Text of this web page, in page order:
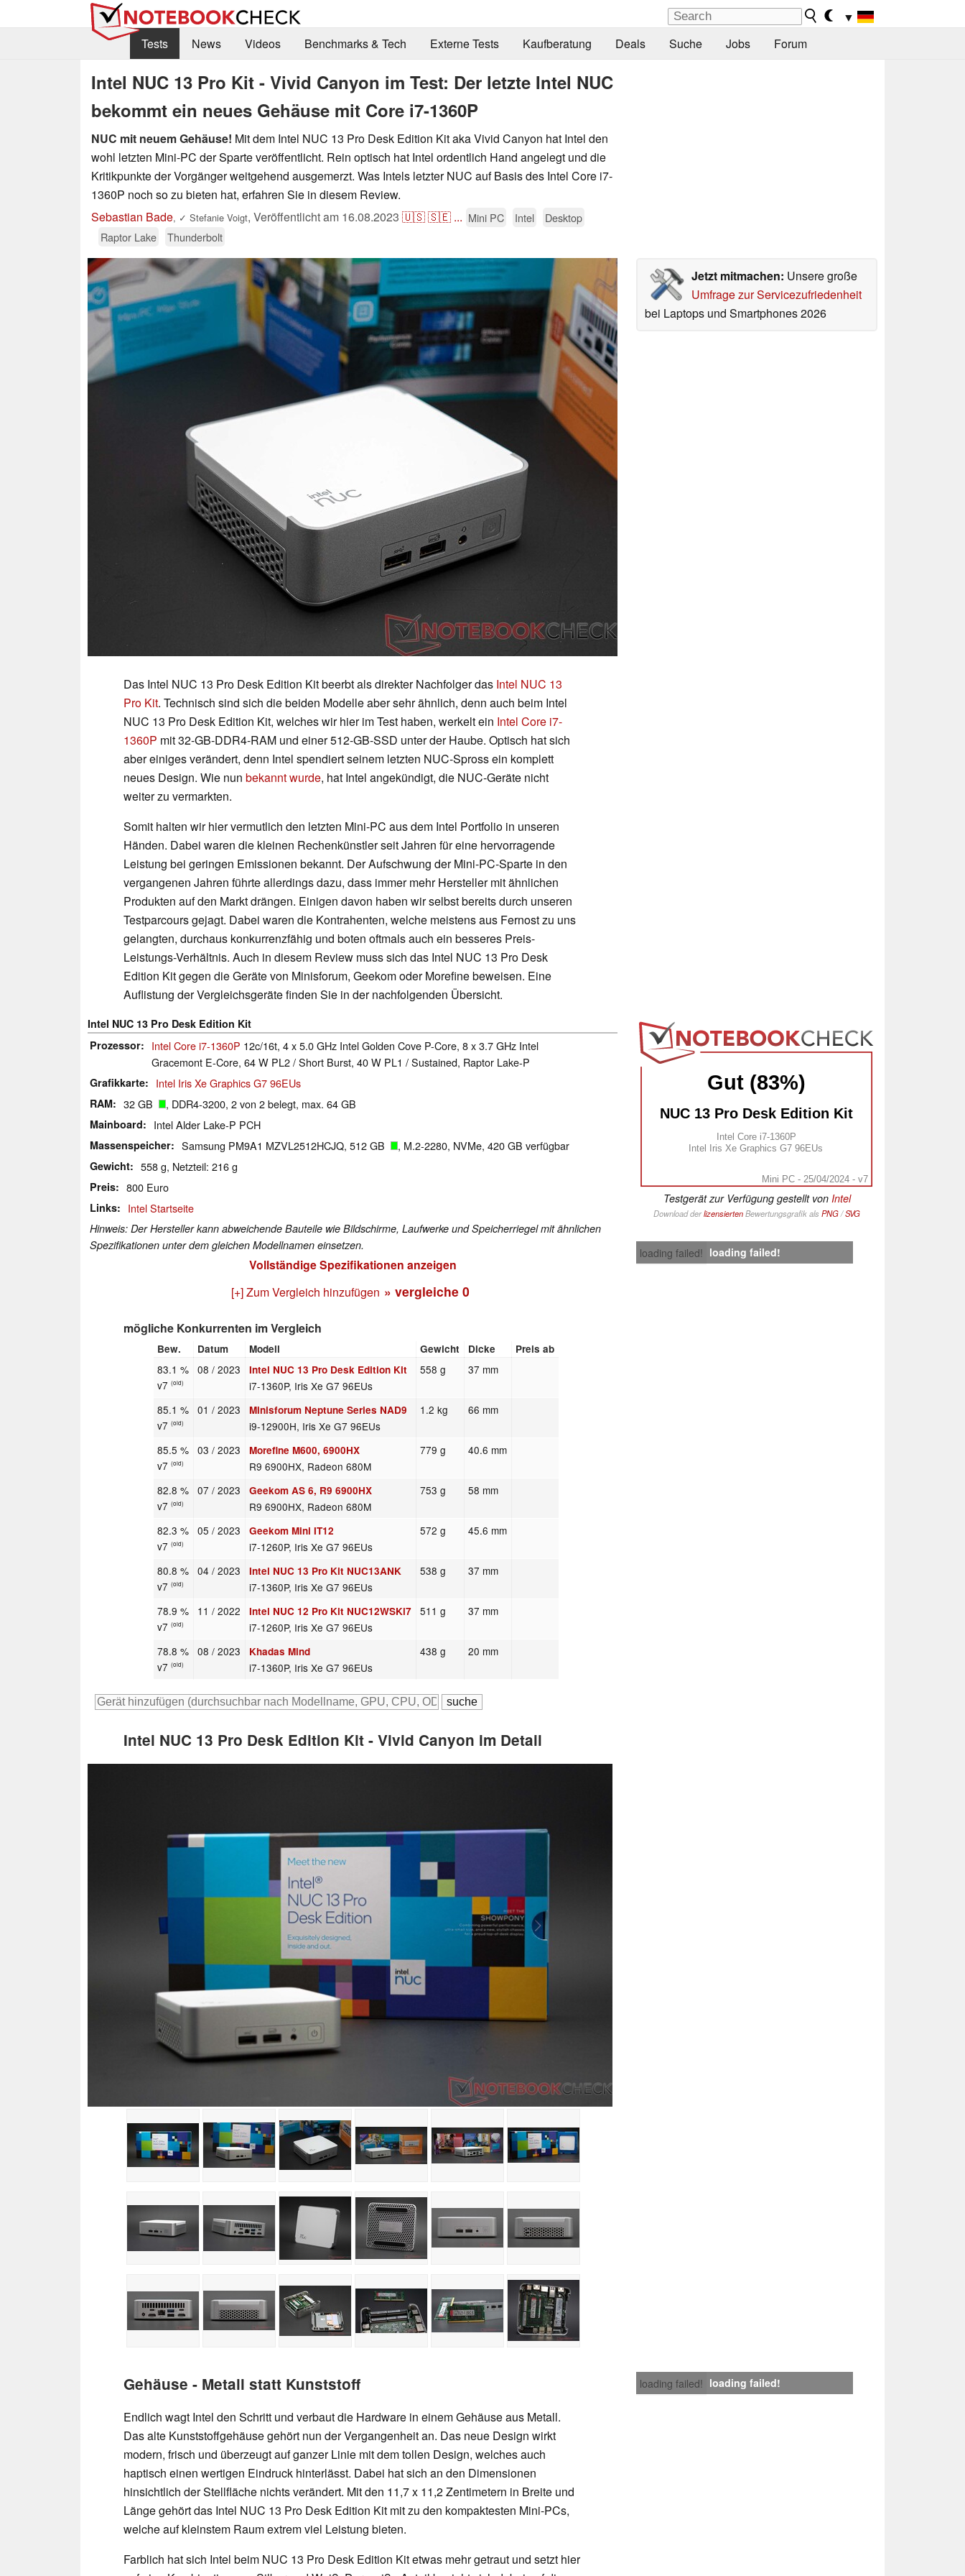
▼
Tests
News Videos Benchmarks & Tech Externe Tests Kaufberatung Deals Suche Jobs Forum
Intel NUC 13 Pro Kit - Vivid Canyon im Test: Der letzte Intel NUC
bekommt ein neues Gehäuse mit Core i7-1360P
NUC mit neuem Gehäuse! Mit dem Intel NUC 13 Pro Desk Edition Kit aka Vivid Canyon hat Intel den
wohl letzten Mini-PC der Sparte veröffentlicht. Rein optisch hat Intel ordentlich Hand angelegt und die
Kritikpunkte der Vorgänger weitgehend ausgemerzt. Was Intels letzter NUC auf Basis des Intel Core i7-
1360P noch so zu bieten hat, erfahren Sie in diesem Review.
Sebastian Bade, ✓ Stefanie Voigt, Veröffentlicht am 16.08.2023 🇺🇸🇸🇪 ... Mini PC Intel
Desktop
Raptor Lake
Thunderbolt
Jetzt mitmachen: Unsere große
Umfrage zur Servicezufriedenheit
bei Laptops und Smartphones 2026
Das Intel NUC 13 Pro Desk Edition Kit beerbt als direkter Nachfolger das Intel NUC 13
Pro Kit. Technisch sind sich die beiden Modelle aber sehr ähnlich, denn auch beim Intel
NUC 13 Pro Desk Edition Kit, welches wir hier im Test haben, werkelt ein Intel Core i7-
1360P mit 32-GB-DDR4-RAM und einer 512-GB-SSD unter der Haube. Optisch hat sich
aber einiges verändert, denn Intel spendiert seinem letzten NUC-Spross ein komplett
neues Design. Wie nun bekannt wurde, hat Intel angekündigt, die NUC-Geräte nicht
weiter zu vermarkten.
Somit halten wir hier vermutlich den letzten Mini-PC aus dem Intel Portfolio in unseren
Händen. Dabei waren die kleinen Rechenkünstler seit Jahren für eine hervorragende
Leistung bei geringen Emissionen bekannt. Der Aufschwung der Mini-PC-Sparte in den
vergangenen Jahren führte allerdings dazu, dass immer mehr Hersteller mit ähnlichen
Produkten auf den Markt drängen. Einigen davon haben wir selbst bereits durch unseren
Testparcours gejagt. Dabei waren die Kontrahenten, welche meistens aus Fernost zu uns
gelangten, durchaus konkurrenzfähig und boten oftmals auch ein besseres Preis-
Leistungs-Verhältnis. Auch in diesem Review muss sich das Intel NUC 13 Pro Desk
Edition Kit gegen die Geräte von Minisforum, Geekom oder Morefine beweisen. Eine
Auflistung der Vergleichsgeräte finden Sie in der nachfolgenden Übersicht.
Gut (83%)
NUC 13 Pro Desk Edition Kit
Intel Core i7-1360P
Intel Iris Xe Graphics G7 96EUs
Mini PC - 25/04/2024 - v7
Testgerät zur Verfügung gestellt von Intel
Download derlizensiertenBewertungsgrafik als PNG/SVG
loading failed! loading failed!
Intel NUC 13 Pro Desk Edition Kit
Prozessor
Intel Core i7-1360P 12c/16t, 4 x 5.0 GHz Intel Golden Cove P-Core, 8 x 3.7 GHz Intel
Gracemont E-Core, 64 W PL2 / Short Burst, 40 W PL1 / Sustained, Raptor Lake-P
Grafikkarte Intel Iris Xe Graphics G7 96EUs
RAM 32 GB , DDR4-3200, 2 von 2 belegt, max. 64 GB
Mainboard Intel Alder Lake-P PCH
Massenspeicher Samsung PM9A1 MZVL2512HCJQ, 512 GB , M.2-2280, NVMe, 420 GB verfügbar
Gewicht 558 g, Netzteil: 216 g
Preis 800 Euro
Links Intel Startseite
Hinweis: Der Hersteller kann abweichende Bauteile wie Bildschirme, Laufwerke und Speicherriegel mit ähnlichen
Spezifikationen unter dem gleichen Modellnamen einsetzen.
Vollständige Spezifikationen anzeigen
[+] Zum Vergleich hinzufügen » vergleiche 0
mögliche Konkurrenten im Vergleich
Bew. Datum Modell Gewicht Dicke Preis ab
83.1 %
v7(old)
08 / 2023 Intel NUC 13 Pro Desk Edition Kit
i7-1360P, Iris Xe G7 96EUs
558 g 37 mm
85.1 %
v7(old)
01 / 2023 Minisforum Neptune Series NAD9
i9-12900H, Iris Xe G7 96EUs
1.2 kg 66 mm
85.5 %
v7(old)
03 / 2023 Morefine M600, 6900HX
R9 6900HX, Radeon 680M
779 g 40.6 mm
82.8 %
v7(old)
07 / 2023 Geekom AS 6, R9 6900HX
R9 6900HX, Radeon 680M
753 g 58 mm
82.3 %
v7(old)
05 / 2023 Geekom Mini IT12
i7-1260P, Iris Xe G7 96EUs
572 g 45.6 mm
80.8 %
v7(old)
04 / 2023 Intel NUC 13 Pro Kit NUC13ANK
i7-1360P, Iris Xe G7 96EUs
538 g 37 mm
78.9 %
v7(old)
11 / 2022 Intel NUC 12 Pro Kit NUC12WSKi7
i7-1260P, Iris Xe G7 96EUs
511 g 37 mm
78.8 %
v7(old)
08 / 2023 Khadas Mind
i7-1360P, Iris Xe G7 96EUs
438 g 20 mm
Intel NUC 13 Pro Desk Edition Kit - Vivid Canyon im Detail
loading failed! loading failed!
Gehäuse - Metall statt Kunststoff
Endlich wagt Intel den Schritt und verbaut die Hardware in einem Gehäuse aus Metall.
Das alte Kunststoffgehäuse gehört nun der Vergangenheit an. Das neue Design wirkt
modern, frisch und überzeugt auf ganzer Linie mit dem tollen Design, welches auch
haptisch einen wertigen Eindruck hinterlässt. Dabei hat sich an den Dimensionen
hinsichtlich der Stellfläche nichts verändert. Mit den 11,7 x 11,2 Zentimetern in Breite und
Länge gehört das Intel NUC 13 Pro Desk Edition Kit mit zu den kompaktesten Mini-PCs,
welche auf kleinstem Raum extrem viel Leistung bieten.
Farblich hat sich Intel beim NUC 13 Pro Desk Edition Kit etwas mehr getraut und setzt hier